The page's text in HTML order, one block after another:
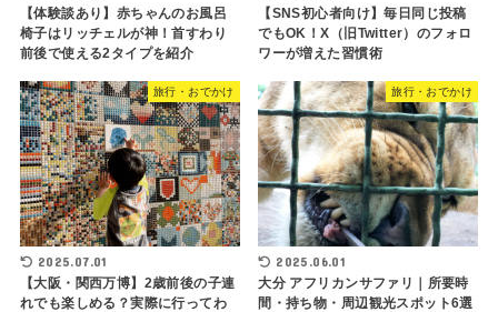
【体験談あり】赤ちゃんのお風呂
椅子はリッチェルが神！首すわり
前後で使える2タイプを紹介
【SNS初心者向け】毎日同じ投稿
でもOK！X（旧Twitter）のフォロ
ワーが増えた習慣術
旅行・おでかけ
2025.07.01
【大阪・関西万博】2歳前後の子連
れでも楽しめる？実際に行ってわ
旅行・おでかけ
2025.06.01
大分 アフリカンサファリ｜所要時
間・持ち物・周辺観光スポット6選